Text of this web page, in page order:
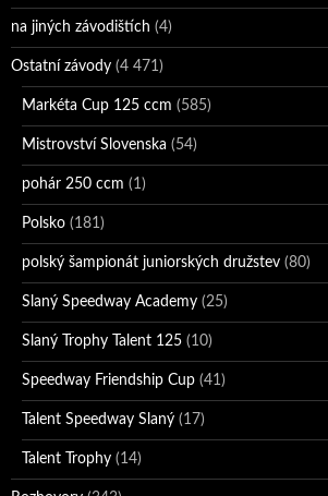
na jiných závodištích (4)
Ostatní závody (4 471)
Markéta Cup 125 ccm (585)
Mistrovství Slovenska (54)
pohár 250 ccm (1)
Polsko (181)
polský šampionát juniorských družstev (80)
Slaný Speedway Academy (25)
Slaný Trophy Talent 125 (10)
Speedway Friendship Cup (41)
Talent Speedway Slaný (17)
Talent Trophy (14)